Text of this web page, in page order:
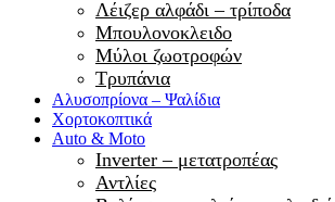
Λέιζερ αλφάδι – τρίποδα
Μπουλονοκλειδο
Μύλοι ζωοτροφών
Τρυπάνια
Αλυσοπρίονα – Ψαλίδια
Χορτοκοπτικά
Auto & Moto
Inverter – μετατροπέας
Αντλίες